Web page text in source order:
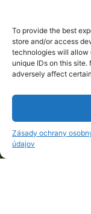
To provide the best
store and/or access
technologies will allow
unique IDs on this
adversely affect
Zásady ochrany
údajov